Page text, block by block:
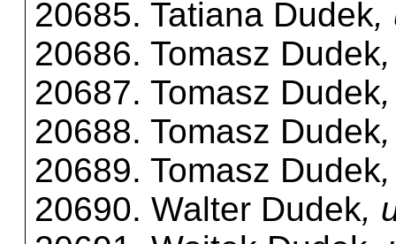
20685. Tatiana Dudek,
20686. Tomasz Dudek
20687. Tomasz Dudek
20688. Tomasz Dudek
20689. Tomasz Dudek
20690. Walter Dudek,